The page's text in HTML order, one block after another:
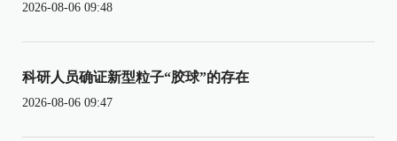
2026-08-06 09:48
科研人员确证新型粒子“胶球”的存在
2026-08-06 09:47